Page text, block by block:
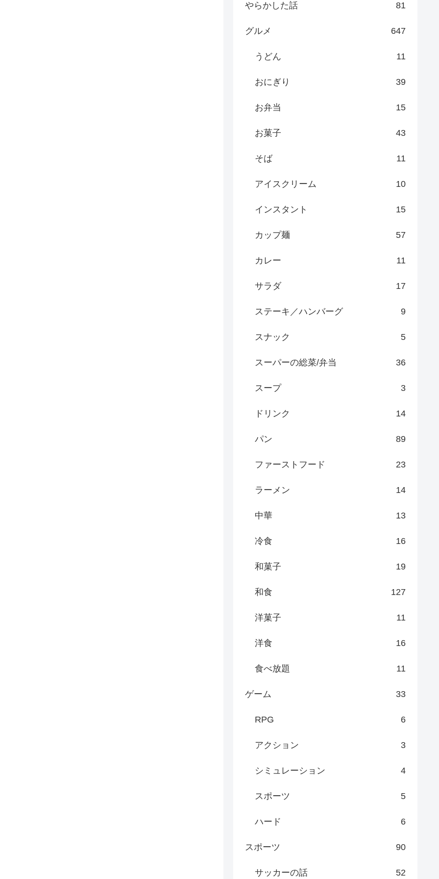
やらかした話 81
グルメ 647
うどん 11
おにぎり 39
お弁当 15
お菓子 43
そば 11
アイスクリーム 10
インスタント 15
カップ麺 57
カレー 11
サラダ 17
ステーキ／ハンバーグ 9
スナック 5
スーパーの総菜/弁当 36
スープ 3
ドリンク 14
パン 89
ファーストフード 23
ラーメン 14
中華 13
冷食 16
和菓子 19
和食 127
洋菓子 11
洋食 16
食べ放題 11
ゲーム 33
RPG 6
アクション 3
シミュレーション 4
スポーツ 5
ハード 6
スポーツ 90
サッカーの話 52